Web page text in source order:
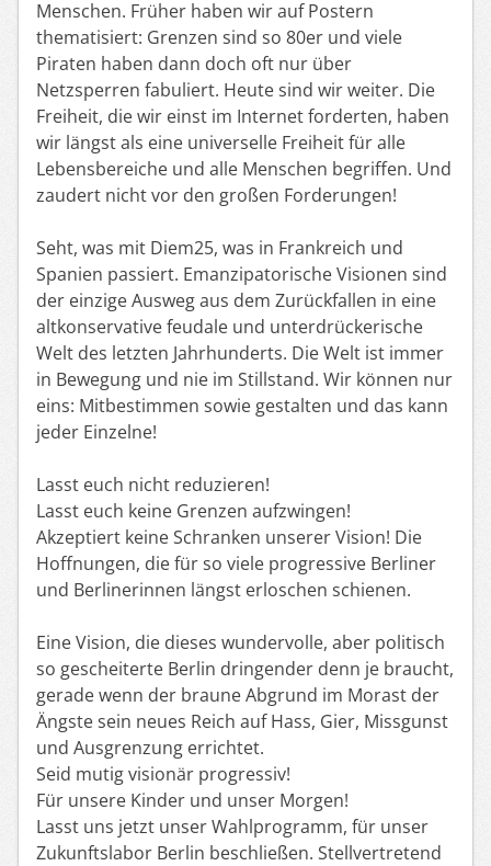
Menschen. Früher haben wir auf Postern
thematisiert: Grenzen sind so 80er und viele
Piraten haben dann doch oft nur über
Netzsperren fabuliert. Heute sind wir weiter. Die
Freiheit, die wir einst im Internet forderten, haben
wir längst als eine universelle Freiheit für alle
Lebensbereiche und alle Menschen begriffen. Und
zaudert nicht vor den großen Forderungen!
Seht, was mit Diem25, was in Frankreich und
Spanien passiert. Emanzipatorische Visionen sind
der einzige Ausweg aus dem Zurückfallen in eine
altkonservative feudale und unterdrückerische
Welt des letzten Jahrhunderts. Die Welt ist immer
in Bewegung und nie im Stillstand. Wir können nur
eins: Mitbestimmen sowie gestalten und das kann
jeder Einzelne!
Lasst euch nicht reduzieren!
Lasst euch keine Grenzen aufzwingen!
Akzeptiert keine Schranken unserer Vision! Die
Hoffnungen, die für so viele progressive Berliner
und Berlinerinnen längst erloschen schienen.
Eine Vision, die dieses wundervolle, aber politisch
so gescheiterte Berlin dringender denn je braucht,
gerade wenn der braune Abgrund im Morast der
Ängste sein neues Reich auf Hass, Gier, Missgunst
und Ausgrenzung errichtet.
Seid mutig visionär progressiv!
Für unsere Kinder und unser Morgen!
Lasst uns jetzt unser Wahlprogramm, für unser
Zukunftslabor Berlin beschließen. Stellvertretend